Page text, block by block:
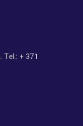
Tel.: + 371